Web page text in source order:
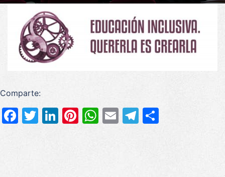
Comparte:
Facebook
Twitter
LinkedIn
Pinterest
WhatsApp
EmailTelegram